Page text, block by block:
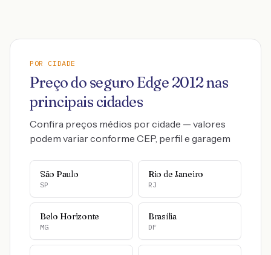
POR CIDADE
Preço do seguro Edge 2012nas
principais cidades
Confira preços médios por cidade — valores
podem variar conforme CEP, perfil e garagem
São Paulo
SP
Rio de Janeiro
RJ
Belo Horizonte
MG
Brasília
DF